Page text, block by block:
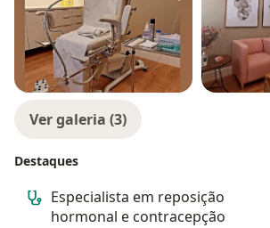
Ver galeria (3)
Destaques
Especialista em reposição
hormonal e contracepção